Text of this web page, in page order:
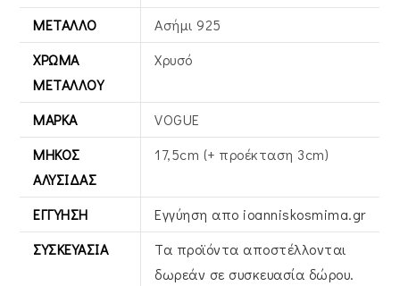
ΜΈΤΑΛΛΟ
Ασήμι 925
ΧΡΏΜΑ
ΜΕΤΆΛΛΟΥ
Χρυσό
ΜΆΡΚΑ
VOGUE
ΜΉΚΟΣ
ΑΛΥΣΊΔΑΣ
17,5cm (+ προέκταση 3cm)
ΕΓΓΎΗΣΗ
Εγγύηση απο ioanniskosmima.gr
ΣΥΣΚΕΥΑΣΊΑ
Τα προϊόντα αποστέλλονται
δωρεάν σε συσκευασία δώρου.